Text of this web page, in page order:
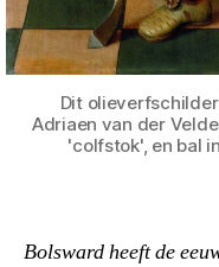
Dit
Adriaen van der
'colfstok', en bal
Bolsward heeft de